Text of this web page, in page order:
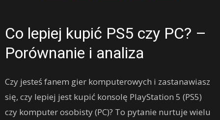
Co lepiej kupić PS5 czy PC? –
Porównanie i analiza
Czy jesteś fanem gier komputerowych i zastanawiasz
się, czy lepiej jest kupić konsolę PlayStation 5 (PS5)
czy komputer osobisty (PC)? To pytanie nurtuje wielu